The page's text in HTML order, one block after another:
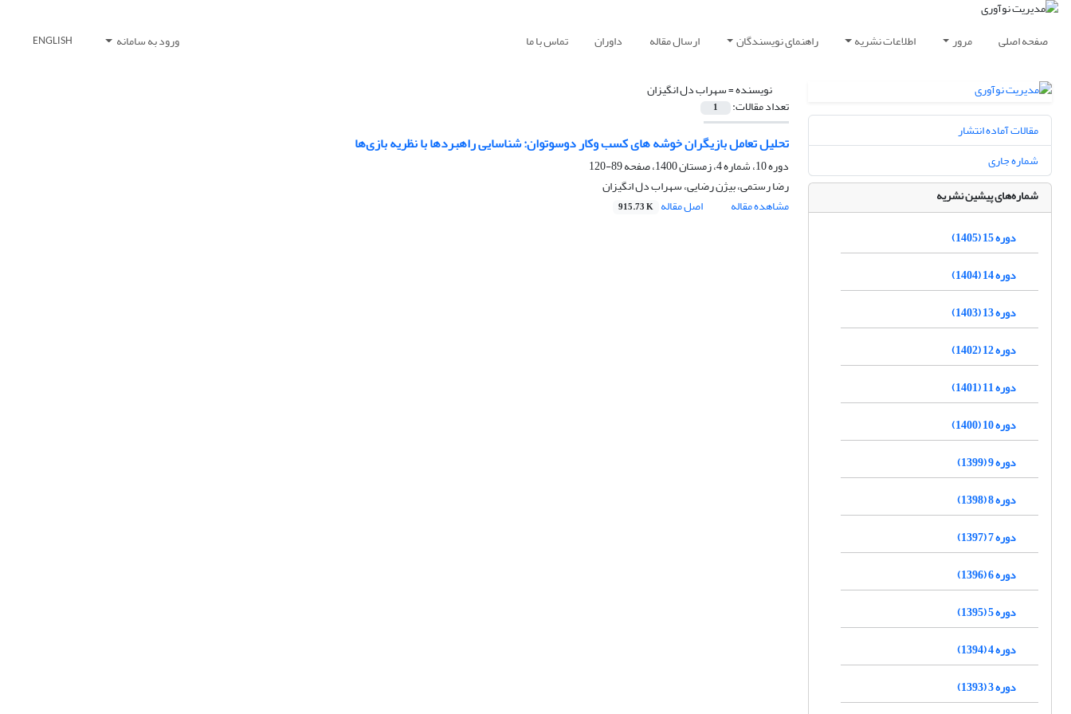
صفحه اصلی مرور اطلاعات نشریه راهنمای نویسندگان ارسال مقاله داوران تماس با ما ورود به سامانه ENGLISH
نویسنده =سهراب دل انگیزان
تعداد مقالات: 1
تحلیل تعامل بازیگران خوشه های کسب وکار دوسوتوان: شناسایی راهبردها با نظریه بازی‌ها
دوره 10، شماره 4، زمستان 1400، صفحه
89-120
رضا رستمی، بیژن رضایی، سهراب دل انگیزان
مشاهده مقاله
اصل مقاله 915.73 K
مقالات آماده انتشار
شماره جاری
شماره‌های پیشین نشریه
دوره 15 (1405)
دوره 14 (1404)
دوره 13 (1403)
دوره 12 (1402)
دوره 11 (1401)
دوره 10 (1400)
دوره 9 (1399)
دوره 8 (1398)
دوره 7 (1397)
دوره 6 (1396)
دوره 5 (1395)
دوره 4 (1394)
دوره 3 (1393)